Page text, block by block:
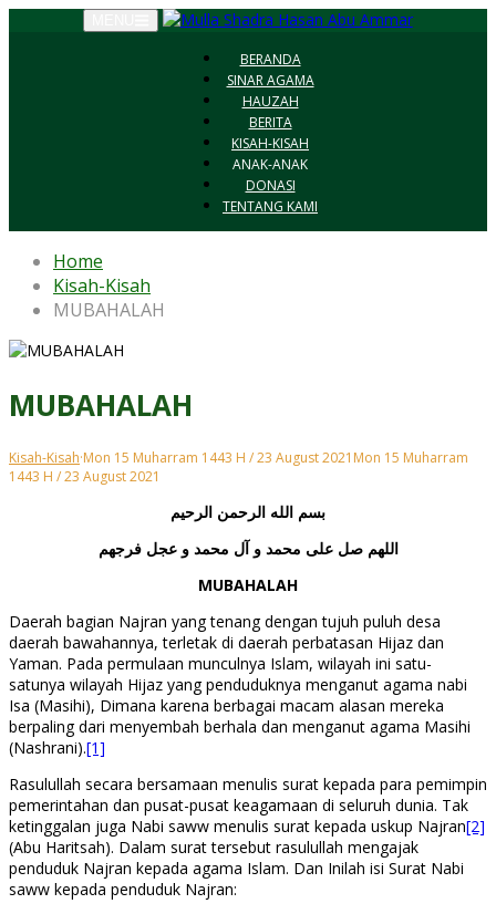
BERANDA
SINAR AGAMA
HAUZAH
BERITA
KISAH-KISAH
ANAK-ANAK
DONASI
TENTANG KAMI
Home
Kisah-Kisah
MUBAHALAH
MUBAHALAH
Kisah-Kisah·Mon 15 Muharram 1443 H / 23 August 2021 Mon 15 Muharram
1443 H / 23 August 2021
بسم الله الرحمن الرحيم
اللهم صل على محمد و آل محمد و عجل فرجهم
MUBAHALAH
Daerah bagian Najran yang tenang dengan tujuh puluh desa
daerah bawahannya, terletak di daerah perbatasan Hijaz dan
Yaman. Pada permulaan munculnya Islam, wilayah ini satu-
satunya wilayah Hijaz yang penduduknya menganut agama nabi
Isa (Masihi), Dimana karena berbagai macam alasan mereka
berpaling dari menyembah berhala dan menganut agama Masihi
(Nashrani).[1]
Rasulullah secara bersamaan menulis surat kepada para pemimpin
pemerintahan dan pusat-pusat keagamaan di seluruh dunia. Tak
ketinggalan juga Nabi saww menulis surat kepada uskup Najran[2]
(Abu Haritsah). Dalam surat tersebut rasulullah mengajak
penduduk Najran kepada agama Islam. Dan Inilah isi Surat Nabi
saww kepada penduduk Najran: